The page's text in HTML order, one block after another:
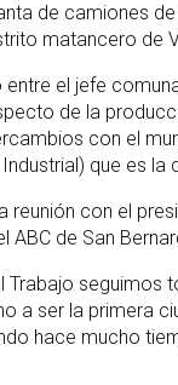
de camiones
matancero de
el jefe
de la
con el
que es
con el
de San
Trabajo
a ser la primera
hace mucho